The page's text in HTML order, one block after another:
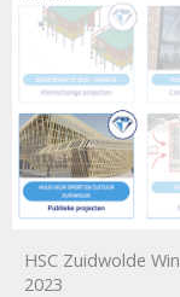
HSC Zuidwolde
2023